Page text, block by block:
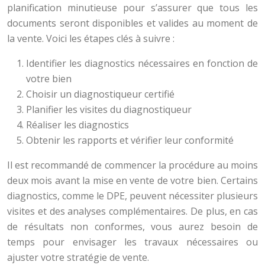
planification minutieuse pour s’assurer que tous les
documents seront disponibles et valides au moment de
la vente. Voici les étapes clés à suivre :
Identifier les diagnostics nécessaires en fonction de
votre bien
Choisir un diagnostiqueur certifié
Planifier les visites du diagnostiqueur
Réaliser les diagnostics
Obtenir les rapports et vérifier leur conformité
Il est recommandé de commencer la procédure au moins
deux mois avant la mise en vente de votre bien. Certains
diagnostics, comme le DPE, peuvent nécessiter plusieurs
visites et des analyses complémentaires. De plus, en cas
de résultats non conformes, vous aurez besoin de
temps pour envisager les travaux nécessaires ou
ajuster votre stratégie de vente.